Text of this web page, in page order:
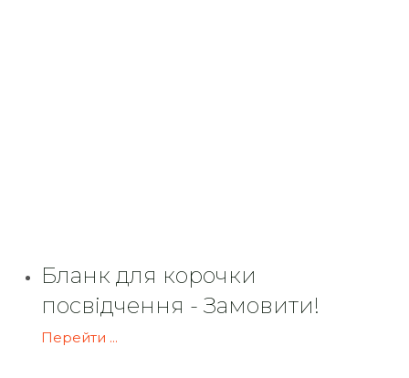
Бланк для корочки
посвідчення - Замовити!
Перейти ...